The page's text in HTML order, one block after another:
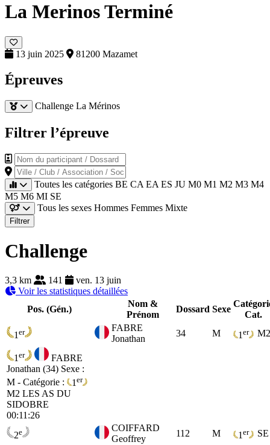
La MerinosTerminé
13 juin 2025 81200 Mazamet
Épreuves
Challenge La Mérinos
Filtrer l’épreuve
Nom du participant / Dossard
Ville / Club / Association / Société
Toutes les catégories BE CA EA ES JU M0 M1 M2 M3 M4
M5 M6 MI SE
Tous les sexes Hommes Femmes Mixte
Filtrer
Challenge
3,3 km 141
ven. 13 juin
Voir les statistiques détaillées
Pos. (Gén.)
Nom &
Prénom
Dossard Sexe
Cat.
1 er
FABRE
Jonathan
34 M 1 er M2
1 er
FABRE
Jonathan (34) Sexe :
M - Catégorie :
1 er
M2 LES AS DU
SIDOBRE
00:11:26
2e
COIFFARD
Geoffrey
112 M 1 er SE